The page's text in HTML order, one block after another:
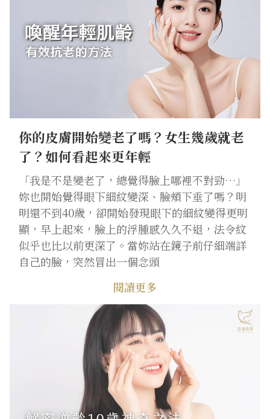
你的皮膚開始變老了嗎？女生幾歲就老
了？如何看起來更年輕
「我是不是變老了，總覺得臉上哪裡不對勁…」
妳也開始覺得眼下細紋變深、臉頰下垂了嗎？明
明還不到40歲，卻開始發現眼下的細紋變得更明
顯，早上起來，臉上的浮腫感久久不退，法令紋
似乎也比以前更深了。當妳站在鏡子前仔細端詳
自己的臉，突然冒出一個念頭
閱讀更多